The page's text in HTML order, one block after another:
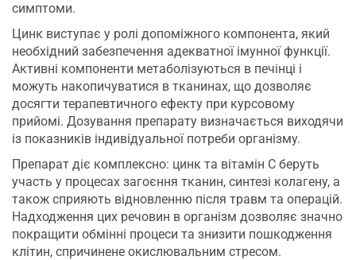
симптоми.
Цинк виступає у ролі допоміжного компонента, який
необхідний забезпечення адекватної імунної функції.
Активні компоненти метаболізуються в печінці і
можуть накопичуватися в тканинах, що дозволяє
досягти терапевтичного ефекту при курсовому
прийомі. Дозування препарату визначається виходячи
із показників індивідуальної потреби організму.
Препарат діє комплексно: цинк та вітамін С беруть
участь у процесах загоєння тканин, синтезі колагену, а
також сприяють відновленню після травм та операцій.
Надходження цих речовин в організм дозволяє значно
покращити обмінні процеси та знизити пошкодження
клітин, спричинене окислювальним стресом.